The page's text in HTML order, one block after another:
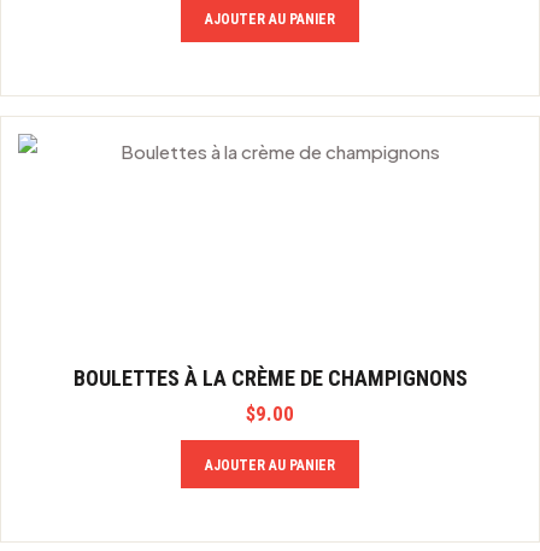
AJOUTER AU PANIER
BOULETTES À LA CRÈME DE CHAMPIGNONS
$9.00
AJOUTER AU PANIER